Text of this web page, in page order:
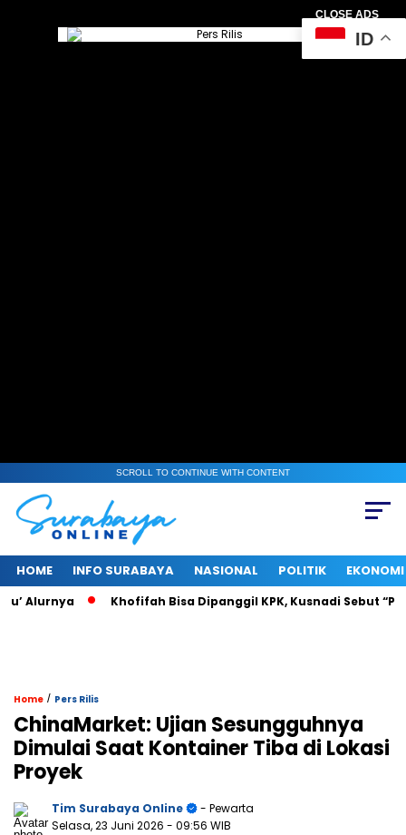
CLOSE ADS
SCROLL TO CONTINUE WITH CONTENT
HOME INFO SURABAYA NASIONAL POLITIK EKONOMI
Khofifah Bisa Dipanggil KPK, Kusnadi Sebut “Pasti
Home / Pers Rilis
ChinaMarket: Ujian Sesungguhnya
Dimulai Saat Kontainer Tiba di Lokasi
Proyek
Tim Surabaya Online
- Pewarta
Selasa, 23 Juni 2026 - 09:56 WIB
ID